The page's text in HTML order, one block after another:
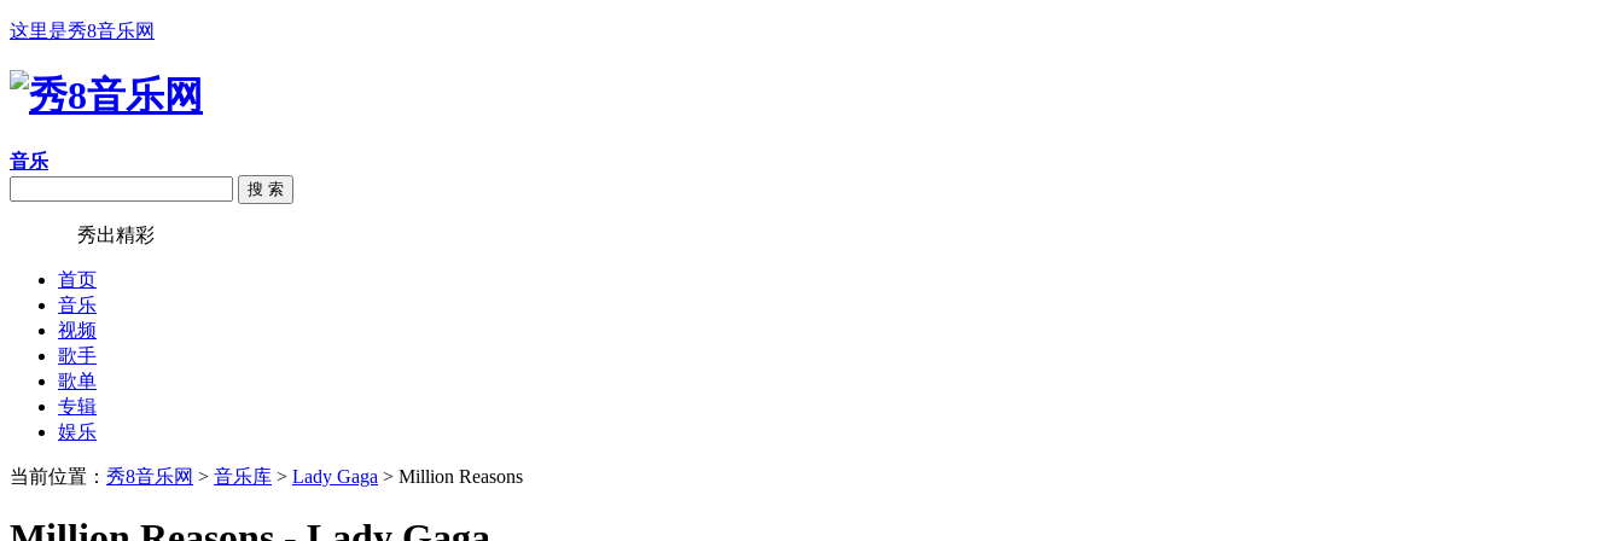
这里是秀8音乐网
音乐
搜 索
秀出精彩
首页
音乐
视频
歌手
歌单
专辑
娱乐
当前位置： 秀8音乐网 > 音乐库 > Lady Gaga > Million Reasons